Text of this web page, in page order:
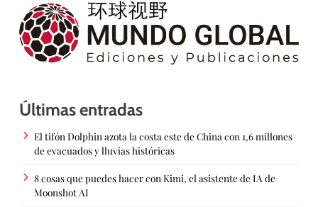
Últimas entradas
El tifón Dolphin azota la costa este de China con 1,6 millones
de evacuados y lluvias históricas
8 cosas que puedes hacer con Kimi, el asistente de IA de
Moonshot AI